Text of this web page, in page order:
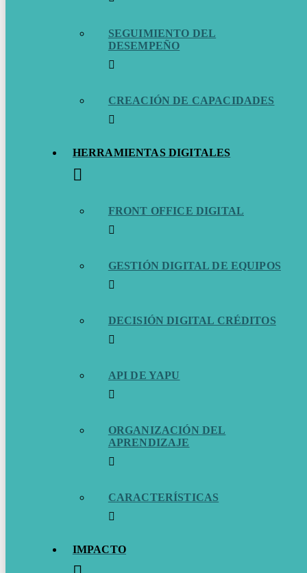
SEGUIMIENTO DEL
DESEMPEÑO
CREACIÓN DE CAPACIDADES
HERRAMIENTAS DIGITALES
FRONT OFFICE DIGITAL
GESTIÓN DIGITAL DE EQUIPOS
DECISIÓN DIGITAL CRÉDITOS
API DE YAPU
ORGANIZACIÓN DEL
APRENDIZAJE
CARACTERÍSTICAS
IMPACTO